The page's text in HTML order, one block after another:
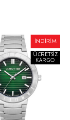
İNDIRIM
ÜCRETSIZ
KARGO